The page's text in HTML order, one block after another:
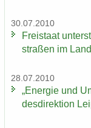
30.07.2010
Frei­staat
stra­ßen im
28.07.2010
„En­er­gie und
des­di­rek­ti­on